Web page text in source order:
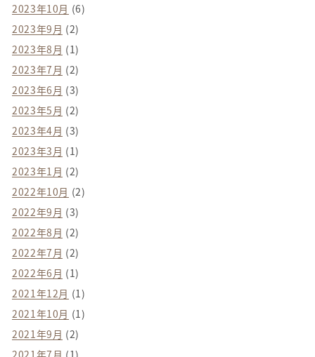
2023年10月 (6)
2023年9月 (2)
2023年8月 (1)
2023年7月 (2)
2023年6月 (3)
2023年5月 (2)
2023年4月 (3)
2023年3月 (1)
2023年1月 (2)
2022年10月 (2)
2022年9月 (3)
2022年8月 (2)
2022年7月 (2)
2022年6月 (1)
2021年12月 (1)
2021年10月 (1)
2021年9月 (2)
2021年7月 (1)